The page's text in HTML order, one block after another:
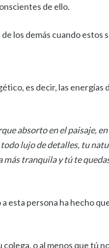
de ello.
los demás cuando estos
es decir, las energías
absorto en el paisaje,
lujo de detalles, tu
tranquila y tú te
esta persona ha hecho
o al menos que tú